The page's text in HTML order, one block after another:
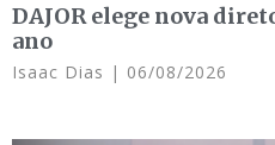
DAJOR elege nova
ano
Isaac Dias 06/08/2026